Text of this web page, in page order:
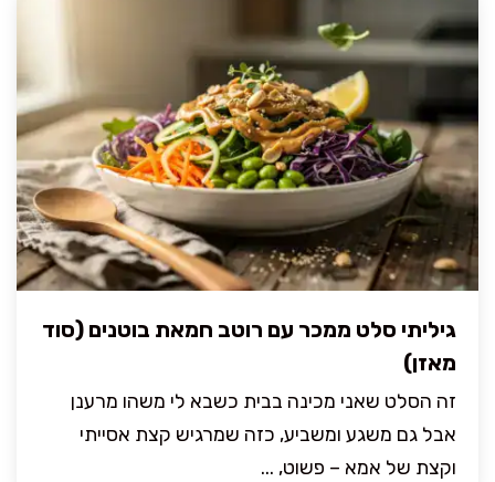
גיליתי סלט ממכר עם רוטב חמאת בוטנים (סוד
מאזן)
זה הסלט שאני מכינה בבית כשבא לי משהו מרענן
אבל גם משגע ומשביע, כזה שמרגיש קצת אסייתי
וקצת של אמא – פשוט, ...